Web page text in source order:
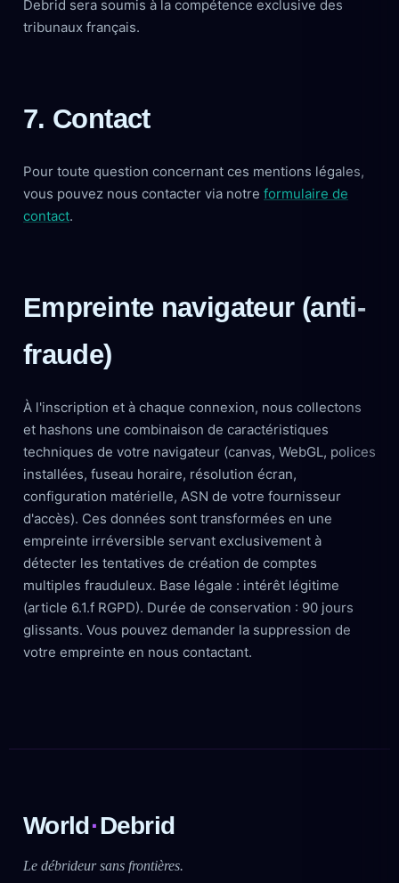
Debrid sera soumis à la compétence exclusive des
tribunaux français.
7. Contact
Pour toute question concernant ces mentions légales,
vous pouvez nous contacter via notre formulaire de
contact.
Empreinte navigateur (anti-
fraude)
À l'inscription et à chaque connexion, nous collectons
et hashons une combinaison de caractéristiques
techniques de votre navigateur (canvas, WebGL, polices
installées, fuseau horaire, résolution écran,
configuration matérielle, ASN de votre fournisseur
d'accès). Ces données sont transformées en une
empreinte irréversible servant exclusivement à
détecter les tentatives de création de comptes
multiples frauduleux. Base légale : intérêt légitime
(article 6.1.f RGPD). Durée de conservation : 90 jours
glissants. Vous pouvez demander la suppression de
votre empreinte en nous contactant.
World·Debrid
Le débrideur sans frontières.